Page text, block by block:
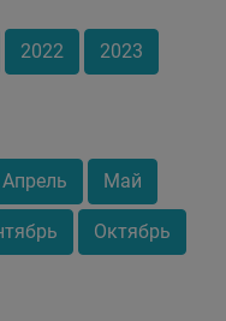
2022 2023
Апрель Май
Октябрь